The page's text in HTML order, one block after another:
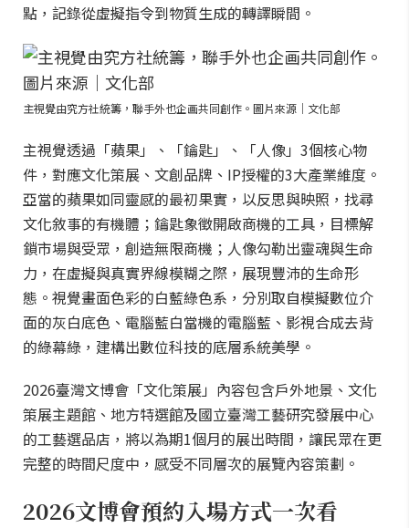
點，記錄從虛擬指令到物質生成的轉譯瞬間。
主視覺由究方社統籌，聯手外也企画共同創作。圖片來源｜文化部
主視覺透過「蘋果」、「鑰匙」、「人像」3個核心物
件，對應文化策展、文創品牌、IP授權的3大產業維度。
亞當的蘋果如同靈感的最初果實，以反思與映照，找尋
文化敘事的有機體；鑰匙象徵開啟商機的工具，目標解
鎖市場與受眾，創造無限商機；人像勾勒出靈魂與生命
力，在虛擬與真實界線模糊之際，展現豐沛的生命形
態。視覺畫面色彩的白藍綠色系，分別取自模擬數位介
面的灰白底色、電腦藍白當機的電腦藍、影視合成去背
的綠幕綠，建構出數位科技的底層系統美學。
2026臺灣文博會「文化策展」內容包含戶外地景、文化
策展主題館、地方特選館及國立臺灣工藝研究發展中心
的工藝選品店，將以為期1個月的展出時間，讓民眾在更
完整的時間尺度中，感受不同層次的展覽內容策劃。
2026文博會預約入場方式一次看